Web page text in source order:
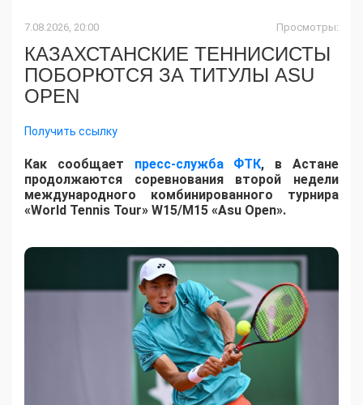
7.08.2026, 20:00 Просмотры:
КАЗАХСТАНСКИЕ ТЕННИСИСТЫ
ПОБОРЮТСЯ ЗА ТИТУЛЫ ASU
OPEN
Получить ссылку
Как сообщает пресс-служба ФТК, в Астане
продолжаются соревнования второй недели
международного комбинированного турнира
«World Tennis Tour» W15/M15 «Asu Open».